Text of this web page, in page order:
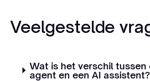
Veelgestelde
Wat is het verschil tussen
agent en een AI assistent?